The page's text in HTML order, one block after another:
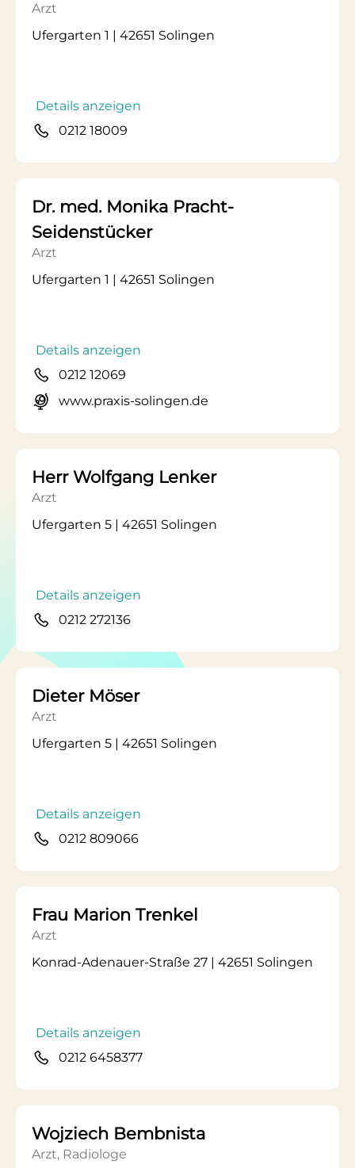
Arzt
Ufergarten 1 | 42651 Solingen
Details anzeigen
0212 18009
Dr. med. Monika Pracht-
Seidenstücker
Arzt
Ufergarten 1 | 42651 Solingen
Details anzeigen
0212 12069
www.praxis-solingen.de
Herr Wolfgang Lenker
Arzt
Ufergarten 5 | 42651 Solingen
Details anzeigen
0212 272136
Dieter Möser
Arzt
Ufergarten 5 | 42651 Solingen
Details anzeigen
0212 809066
Frau Marion Trenkel
Arzt
Konrad-Adenauer-Straße 27 | 42651 Solingen
Details anzeigen
0212 6458377
Wojziech Bembnista
Arzt, Radiologe